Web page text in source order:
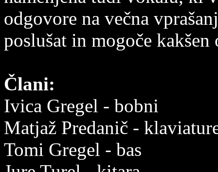
odgovore na večna
poslušat in mogoče
Člani:
Ivica Gregel - bobni
Matjaž Predanič -
Tomi Gregel - bas